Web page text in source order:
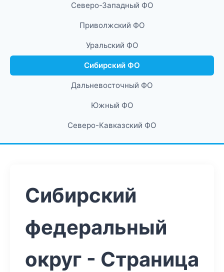
Северо-Западный ФО
Приволжский ФО
Уральский ФО
Сибирский ФО
Дальневосточный ФО
Южный ФО
Северо-Кавказский ФО
Сибирский
федеральный
округ - Страница